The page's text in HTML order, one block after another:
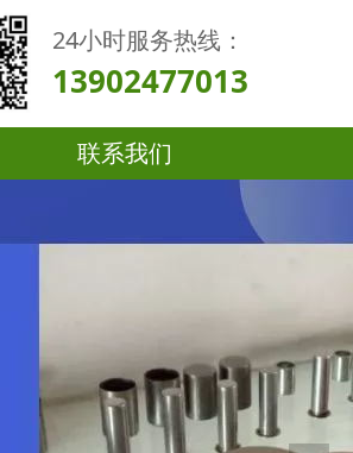
24小时服务热线：
13902477013
联系我们